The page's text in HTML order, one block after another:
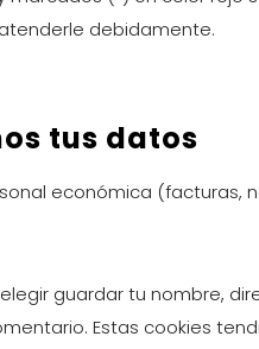
debidamente.
tus datos
económica
guardar tu nombre,
Estas cookies